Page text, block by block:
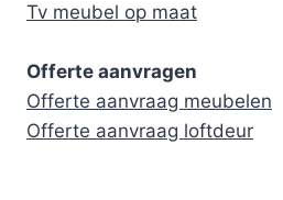
Tv meubel op maat
Offerte aanvragen
Offerte aanvraag meubelen
Offerte aanvraag loftdeur